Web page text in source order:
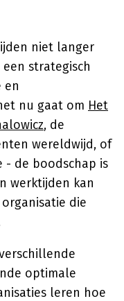
niet langer
strategisch
en
nu gaat om Het
, de
wereldwijd, of
de boodschap is
werktijden kan
die
optimale
leren hoe